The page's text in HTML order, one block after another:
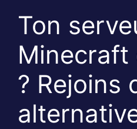
Ton
Minecraft
? Rejoins